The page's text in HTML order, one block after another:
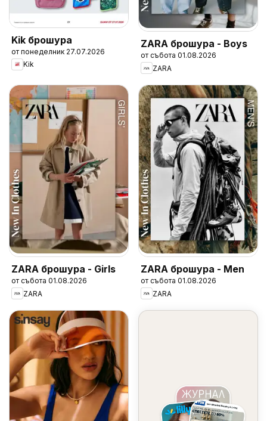
Kik брошура
от понеделник 27.07.2026
Kik
ZARA брошура - Boys
от събота 01.08.2026
ZARA
ZARA брошура - Girls
от събота 01.08.2026
ZARA
ZARA брошура - Men
от събота 01.08.2026
ZARA